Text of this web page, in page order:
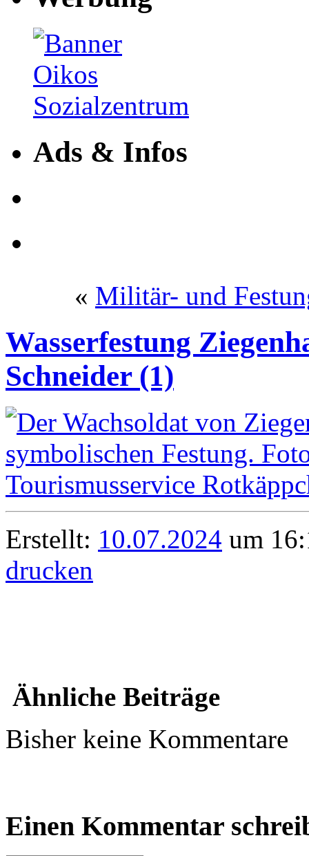
Ads & Infos
« Militär- und
Wasserfestung
Schneider (1)
Erstellt: 10.07.2024 um
drucken
Ähnliche Beiträge
Bisher keine Kommentare
Einen Kommentar